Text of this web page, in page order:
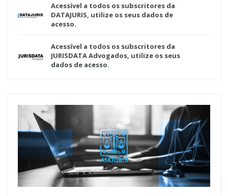
Acessível a todos os subscritores da
DATAJURIS, utilize os seus dados de
acesso.
Acessível a todos os subscritores da
JURISDATA Advogados, utilize os seus
dados de acesso.